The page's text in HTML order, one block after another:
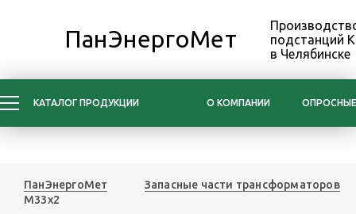
ПанЭнергоМет
подстанций
в Челябинске
КАТАЛОГ ПРОДУКЦИИ О КОМПАНИИ
ПанЭнергоМет
Запасные части трансформаторов
М33x2